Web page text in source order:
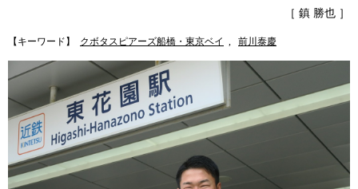
［ 鎮 勝也 ］
【キーワード】 クボタスピアーズ船橋・東京ベイ , 前川泰慶